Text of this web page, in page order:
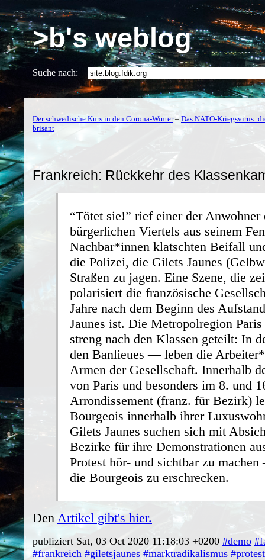
>b's weblog
Suche nach:
Der schwedische Kurs in den Corona-Winter– Das NATO-Kriegsvirus:
brisant
Frankreich: Rückkehr des
“Tötet sie!” rief einer der Anwohner
bürgerlichen Viertels aus seinem
Nachbar*innen klatschten Beifall
die Polizei, die Gilets Jaunes
Straßen zu jagen. Eine Szene, die
polarisiert die französische
Jahre nach dem Beginn des
Jaunes ist. Die Metropolregion
streng nach den Klassen geteilt: In
den Banlieues — leben die
Armen der Gesellschaft. Innerhalb
von Paris und besonders im 8. und
Arrondissement (franz. für Bezirk)
Bourgeois innerhalb ihrer
Gilets Jaunes suchen sich mit
Bezirke für ihre Demonstrationen
Protest hör- und sichtbar zu
die Bourgeois zu erschrecken.
Den Artikel gibt's hier.
publiziert Sat, 03 Oct 2020 11:18:03 +0200 #demo
#frankreich #giletsjaunes #marktradikalismus #protest